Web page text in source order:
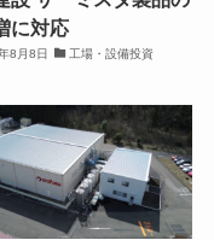
に対応
8月8日 工場・設備投資